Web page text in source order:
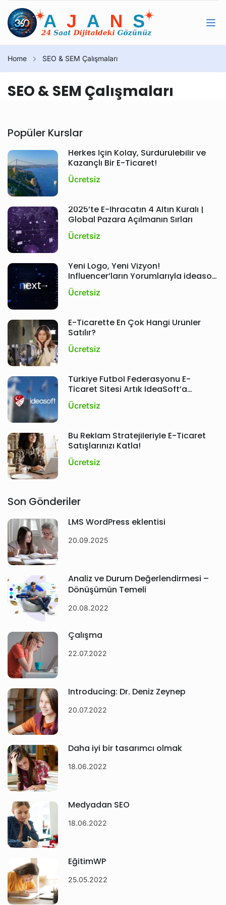
Home SEO & SEM Çalışmaları
SEO & SEM Çalışmaları
Popüler Kurslar
Herkes İçin Kolay, Sürdürülebilir ve
Kazançlı Bir E-Ticaret!
Ücretsiz
2025’te E-İhracatın 4 Altın Kuralı |
Global Pazara Açılmanın Sırları
Ücretsiz
Yeni Logo, Yeni Vizyon!
Influencer’ların Yorumlarıyla ideasoft
Etkinliği ; Next
Ücretsiz
E-Ticarette En Çok Hangi Ürünler
Satılır?
Ücretsiz
Türkiye Futbol Federasyonu E-
Ticaret Sitesi Artık IdeaSoft’a
Emanet!
Ücretsiz
Bu Reklam Stratejileriyle E-Ticaret
Satışlarınızı Katla!
Ücretsiz
Son Gönderiler
LMS WordPress eklentisi
20.09.2025
Analiz ve Durum Değerlendirmesi –
Dönüşümün Temeli
20.08.2022
Çalışma
22.07.2022
Introducing: Dr. Deniz Zeynep
20.07.2022
Daha iyi bir tasarımcı olmak
18.06.2022
Medyadan SEO
18.06.2022
EğitimWP
25.05.2022